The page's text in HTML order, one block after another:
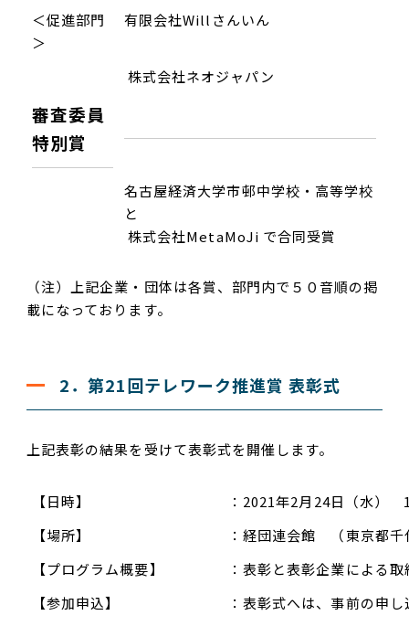
＜促進部門
＞
有限会社Willさんいん
株式会社ネオジャパン
審査委員
特別賞
名古屋経済大学市邨中学校・高等学校
と
株式会社MetaMoJi で合同受賞
（注）上記企業・団体は各賞、部門内で５０音順の掲
載になっております。
2．第21回テレワーク推進賞 表彰式
上記表彰の結果を受けて表彰式を開催します。
【日時】
：2021年2月24日（水
【場所】
：経団連会館 （東京都
【プログラム概要】
：表彰と表彰企業による
【参加申込】
：表彰式へは、事前の申